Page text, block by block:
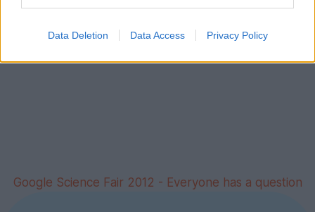
Data Deletion Data Access Privacy Policy
Google Science Fair 2012 - Everyone has a question